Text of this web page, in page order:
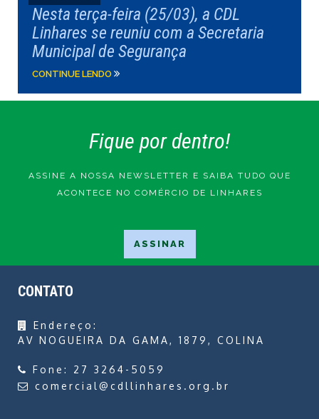
Nesta terça-feira (25/03), a CDL
Linhares se reuniu com a Secretaria
Municipal de Segurança
CONTINUE LENDO
Fique por dentro!
ASSINE A NOSSA NEWSLETTER E SAIBA TUDO QUE
ACONTECE NO COMÉRCIO DE LINHARES
CONTATO
Endereço:
AV NOGUEIRA DA GAMA, 1879, COLINA
Fone: 27 3264-5059
comercial@cdllinhares.org.br